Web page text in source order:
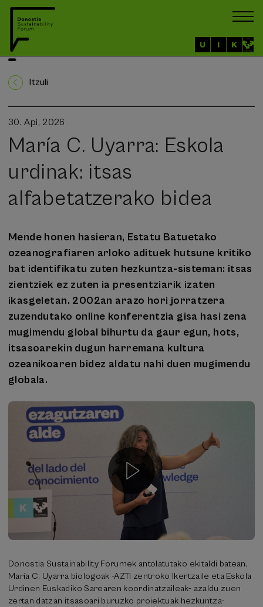
Itzuli
30. Api, 2026
María C. Uyarra: Eskola
urdinak: itsas
alfabetatzerako bidea
Mende honen hasieran, Estatu Batuetako
ozeanografiaren arloko adituek hutsune kritiko
bat identifikatu zuten hezkuntza-sisteman: itsas
zientziek ez zuten ia presentziarik izaten
ikasgeletan. 2002an arazo hori jorratzera
zuzendutako online konferentzia gisa hasi zena
mugimendu global bihurtu da gaur egun, hots,
itsasoarekin dugun harremana kultura
ozeanikoaren bidez aldatu nahi duen mugimendu
globala.
Donostia Sustainability Forumek antolatutako ekitaldi batean,
María C. Uyarra biologoak -AZTI zentroko Ikertzaile eta Eskola
Urdinen Euskadiko Sarearen koordinatzaileak- azaldu zuen
zertan datzan itsasoari buruzko proiektuak hezkuntza-